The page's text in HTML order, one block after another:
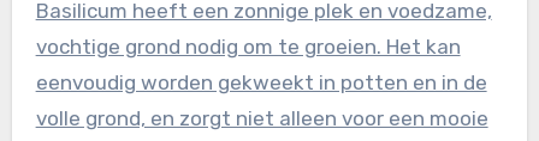
Basilicum heeft een zonnige plek en voedzame,
vochtige grond nodig om te groeien. Het kan
eenvoudig worden gekweekt in potten en in de
volle grond, en zorgt niet alleen voor een mooie